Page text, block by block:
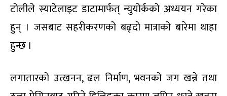
टोलीले स्याटेलाइट डाटामार्फत् न्युयोर्कको अध्ययन गरेका
हुन् । जसबाट सहरीकरणको बढ्दो मात्राको बारेमा थाहा
हुन्छ ।
लगातारको उत्खनन, ढल निर्माण, भवनको जग खन्ने तथा